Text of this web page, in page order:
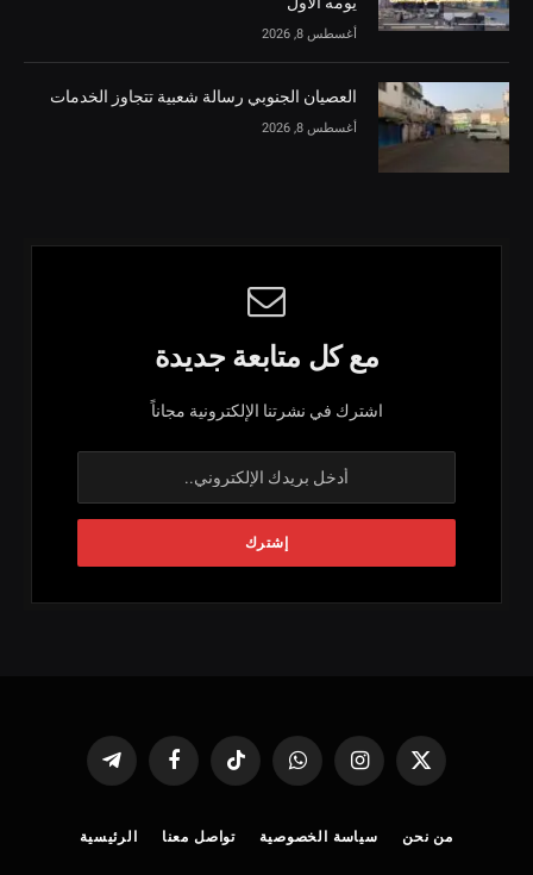
أغسطس 8, 2026
العصيان الجنوبي رسالة شعبية تتجاوز الخدمات
أغسطس 8, 2026
مع كل متابعة جديدة
اشترك في نشرتنا الإلكترونية مجاناً
X
الانستغرامواتساب تيكتوك فيسبوك تيلقرام
من نحن سياسة الخصوصية تواصل معنا الرئيسية